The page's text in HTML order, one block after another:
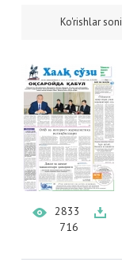
Ko'rishlar soni
2833
716